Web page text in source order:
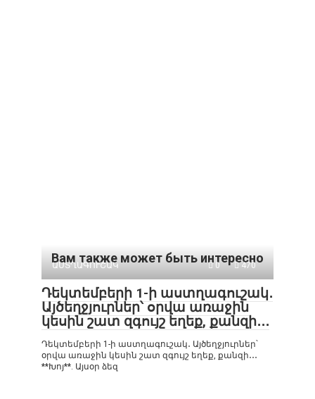
Вам также может быть интересно
ԱՍՏՂԱԳՈՒՇԱԿ 0 470
Դեկտեմբերի 1-ի աստղագուշակ․
Այծեղջյուրներ՝ օրվա առաջին
կեսին շատ զգույշ եղեք, քանզի․․․
Դեկտեմբերի 1-ի աստղագուշակ․ Այծեղջյուրներ՝
օրվա առաջին կեսին շատ զգույշ եղեք, քանզի․․․
**Խոյ**. Այսօր ձեզ